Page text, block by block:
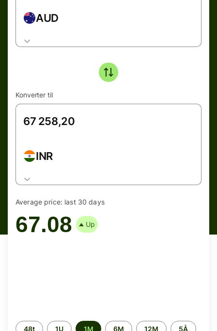
AUD
Konverter til
INR
Average price: last 30 days
67.08 Up
Time
48t 1U 1M 6M 12M 5Å